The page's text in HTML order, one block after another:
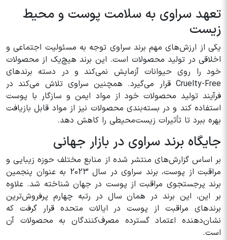
تعهد سراوی به سلامت پوست و محیط
زیست
یکی از ارزش‌های مهم برند سراوی توجه به مسئولیت اجتماعی و
اخلاقی در تولید محصولات است. این برند هیچ‌یک از محصولات
خود را روی حیوانات آزمایش نمی‌کند و در دسته برندهای
Cruelty-Free قرار می‌گیرد. همچنین سراوی تلاش می‌کند در
فرآیند تولید محصولات خود از مواد ایمن و سازگار با پوست
استفاده کند و در بسته‌بندی محصولات نیز از مواد قابل بازیافت
بهره ببرد تا تأثیرات زیست‌محیطی را کاهش دهد.
جایگاه برند سراوی در بازار جهانی
بر اساس گزارش‌های منتشر شده از منابع مختلف حوزه زیبایی و
مراقبت از پوست، برند سراوی در سال 2023 به عنوان پنجمین
برند پرجستجوی مراقبت از پوست در جهان شناخته شد. علاوه
بر این، این برند در همان سال در رتبه چهارم پرفروش‌ترین
برندهای مراقبت از پوست در ایالات متحده قرار گرفت که
نشان‌دهنده اعتماد گسترده مصرف‌کنندگان به محصولات آن
است.